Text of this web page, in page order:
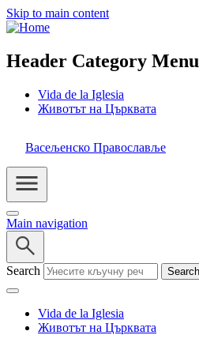
Skip to main content
Header Category Menu
Vida de la Iglesia
Животът на Църквата
Васељенско Православље
Main navigation
Search
Vida de la Iglesia
Животът на Църквата